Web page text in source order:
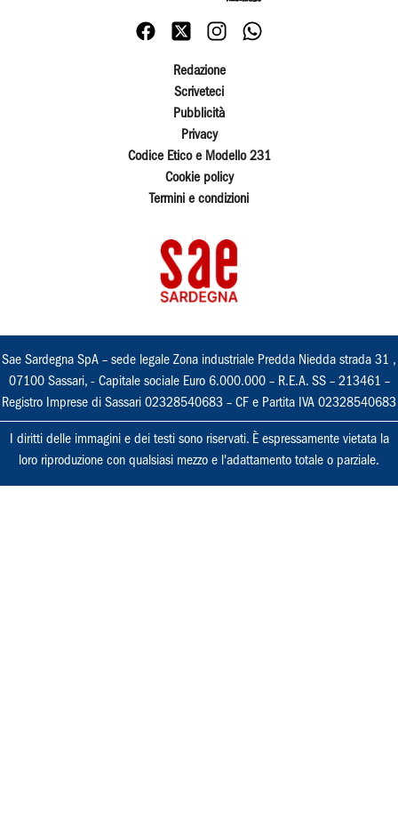
Redazione
Scriveteci
Pubblicità
Privacy
Codice Etico e Modello 231
Cookie policy
Termini e condizioni
Sae Sardegna SpA – sede legale Zona industriale Predda Niedda strada 31 ,
07100 Sassari, - Capitale sociale Euro 6.000.000 – R.E.A. SS – 213461 –
Registro Imprese di Sassari 02328540683 – CF e Partita IVA 02328540683
I diritti delle immagini e dei testi sono riservati. È espressamente vietata la
loro riproduzione con qualsiasi mezzo e l'adattamento totale o parziale.